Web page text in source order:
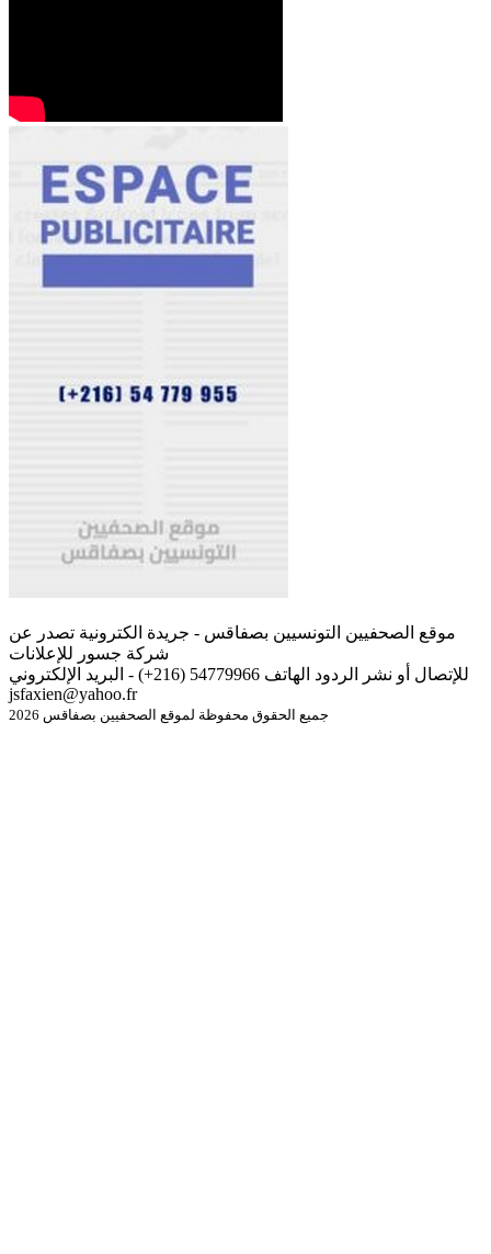
موقع الصحفيين التونسيين بصفاقس - جريدة الكترونية تصدر عن
شركة جسور للإعلانات
للإتصال أو نشر الردود الهاتف 54779966 (216+) - البريد الإلكتروني
jsfaxien@yahoo.fr
جميع الحقوق محفوظة لموقع الصحفيين بصفاقس 2026